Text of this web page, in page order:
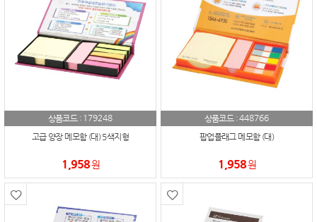
상품코드 : 179248
고급 양장 메모함 (대) 5색지형
1,958원
상품코드 :448766
팝업플래그 메모함 (대)
1,958원